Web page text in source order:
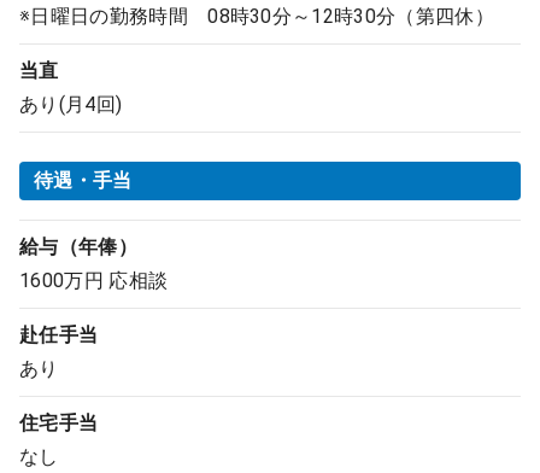
※日曜日の勤務時間 08時30分～12時30分（第四休）
当直
あり(月4回)
待遇・手当
給与（年俸）
1600万円 応相談
赴任手当
あり
住宅手当
なし